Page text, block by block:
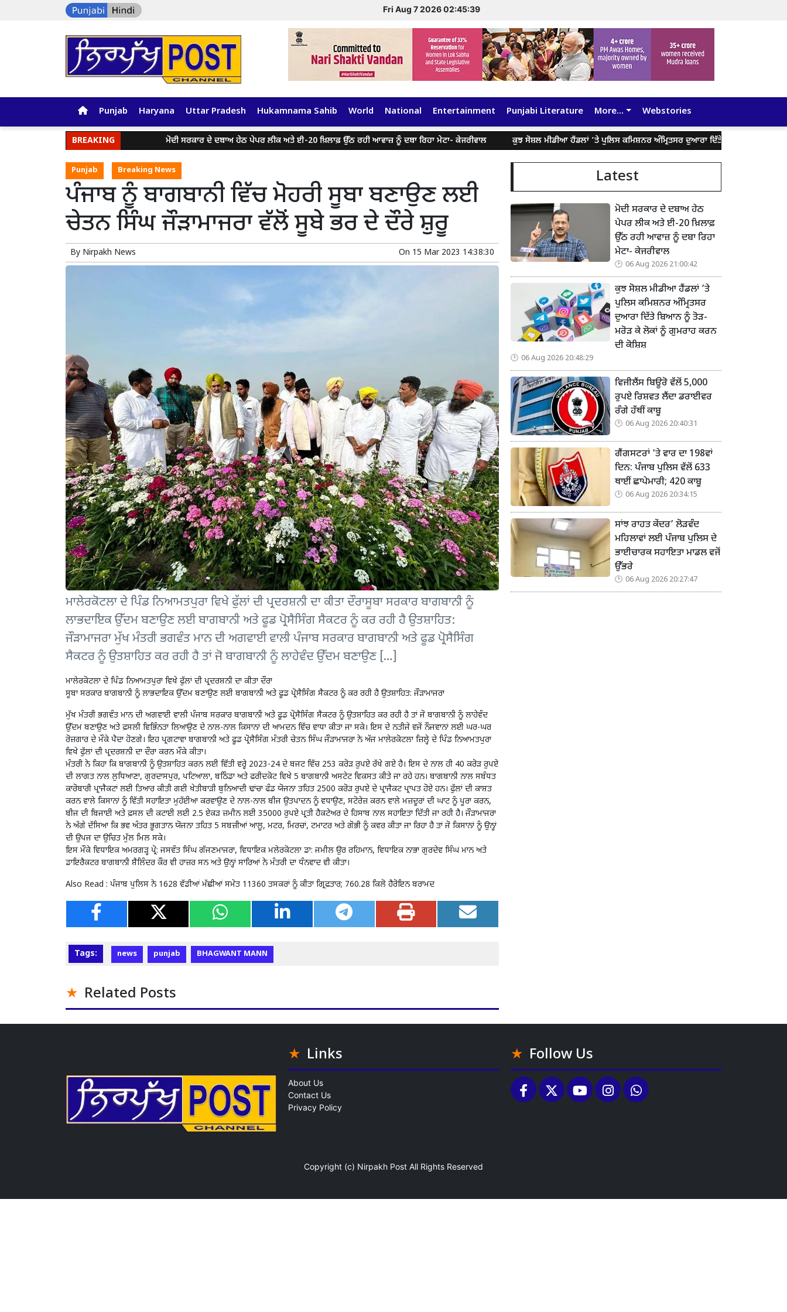
Fri Aug 7 2026 02:45:39
Punjab Haryana Uttar Pradesh Hukamnama Sahib World National Entertainment Punjabi Literature More... Webstories
BREAKING ਮੋਦੀ ਸਰਕਾਰ ਦੇ ਦਬਾਅ ਹੇਠ ਪੇਪਰ ਲੀਕ ਅਤੇ ਈ-20 ਖ਼ਿਲਾਫ਼ ਉੱਠ ਰਹੀ ਆਵਾਜ਼ ਨੂੰ ਦਬਾ ਰਿਹਾ ਮੇਟਾ- ਕੇਜਰੀਵਾਲ ਕੁਝ ਸੋਸ਼ਲ ਮੀਡੀਆ ਹੈਂਡਲਾਂ ’ਤੇ ਪੁਲਿਸ ਕਮਿਸ਼ਨਰ ਅੰਮ੍ਰਿਤਸਰ ਦੁਆਰਾ ਦਿੱਤੇ ਬਿਆਨ ਨੂੰ ਤੋੜ-ਮਰੋੜ ਕੇ
Punjab Breaking News
ਪੰਜਾਬ ਨੂੰ ਬਾਗਬਾਨੀ ਵਿੱਚ ਮੋਹਰੀ ਸੂਬਾ ਬਣਾਉਣ ਲਈ
ਚੇਤਨ ਸਿੰਘ ਜੌੜਾਮਾਜਰਾ ਵੱਲੋਂ ਸੂਬੇ ਭਰ ਦੇ ਦੌਰੇ ਸ਼ੁਰੂ
By Nirpakh News On 15 Mar 2023 14:38:30
ਮਾਲੇਰਕੋਟਲਾ ਦੇ ਪਿੰਡ ਨਿਆਮਤਪੁਰਾ ਵਿਖੇ ਫੁੱਲਾਂ ਦੀ ਪ੍ਰਦਰਸ਼ਨੀ ਦਾ ਕੀਤਾ ਦੌਰਾਸੂਬਾ ਸਰਕਾਰ ਬਾਗਬਾਨੀ ਨੂੰ
ਲਾਭਦਾਇਕ ਉੱਦਮ ਬਣਾਉਣ ਲਈ ਬਾਗਬਾਨੀ ਅਤੇ ਫੂਡ ਪ੍ਰੋਸੈਸਿੰਗ ਸੈਕਟਰ ਨੂੰ ਕਰ ਰਹੀ ਹੈ ਉਤਸ਼ਾਹਿਤ:
ਜੌੜਾਮਾਜਰਾ ਮੁੱਖ ਮੰਤਰੀ ਭਗਵੰਤ ਮਾਨ ਦੀ ਅਗਵਾਈ ਵਾਲੀ ਪੰਜਾਬ ਸਰਕਾਰ ਬਾਗਬਾਨੀ ਅਤੇ ਫੂਡ ਪ੍ਰੋਸੈਸਿੰਗ
ਸੈਕਟਰ ਨੂੰ ਉਤਸ਼ਾਹਿਤ ਕਰ ਰਹੀ ਹੈ ਤਾਂ ਜੋ ਬਾਗਬਾਨੀ ਨੂੰ ਲਾਹੇਵੰਦ ਉੱਦਮ ਬਣਾਉਣ […]
ਮਾਲੇਰਕੋਟਲਾ ਦੇ ਪਿੰਡ ਨਿਆਮਤਪੁਰਾ ਵਿਖੇ ਫੁੱਲਾਂ ਦੀ ਪ੍ਰਦਰਸ਼ਨੀ ਦਾ ਕੀਤਾ ਦੌਰਾ
ਸੂਬਾ ਸਰਕਾਰ ਬਾਗਬਾਨੀ ਨੂੰ ਲਾਭਦਾਇਕ ਉੱਦਮ ਬਣਾਉਣ ਲਈ ਬਾਗਬਾਨੀ ਅਤੇ ਫੂਡ ਪ੍ਰੋਸੈਸਿੰਗ ਸੈਕਟਰ ਨੂੰ ਕਰ ਰਹੀ ਹੈ ਉਤਸ਼ਾਹਿਤ: ਜੌੜਾਮਾਜਰਾ
ਮੁੱਖ ਮੰਤਰੀ ਭਗਵੰਤ ਮਾਨ ਦੀ ਅਗਵਾਈ ਵਾਲੀ ਪੰਜਾਬ ਸਰਕਾਰ ਬਾਗਬਾਨੀ ਅਤੇ ਫੂਡ ਪ੍ਰੋਸੈਸਿੰਗ ਸੈਕਟਰ ਨੂੰ ਉਤਸ਼ਾਹਿਤ ਕਰ ਰਹੀ ਹੈ ਤਾਂ ਜੋ ਬਾਗਬਾਨੀ ਨੂੰ ਲਾਹੇਵੰਦ
ਉੱਦਮ ਬਣਾਉਣ ਅਤੇ ਫ਼ਸਲੀ ਵਿਭਿੰਨਤਾ ਲਿਆਉਣ ਦੇ ਨਾਲ-ਨਾਲ ਕਿਸਾਨਾਂ ਦੀ ਆਮਦਨ ਵਿੱਚ ਵਾਧਾ ਕੀਤਾ ਜਾ ਸਕੇ। ਇਸ ਦੇ ਨਤੀਜੇ ਵਜੋਂ ਨੌਜਵਾਨਾਂ ਲਈ ਘਰ-ਘਰ
ਰੋਜ਼ਗਾਰ ਦੇ ਮੌਕੇ ਪੈਦਾ ਹੋਣਗੇ। ਇਹ ਪ੍ਰਗਟਾਵਾ ਬਾਗਬਾਨੀ ਅਤੇ ਫੂਡ ਪ੍ਰੋਸੈਸਿੰਗ ਮੰਤਰੀ ਚੇਤਨ ਸਿੰਘ ਜੌੜਾਮਾਜਰਾ ਨੇ ਅੱਜ ਮਾਲੇਰਕੋਟਲਾ ਜ਼ਿਲ੍ਹੇ ਦੇ ਪਿੰਡ ਨਿਆਮਤਪੁਰਾ
ਵਿਖੇ ਫੁੱਲਾਂ ਦੀ ਪ੍ਰਦਰਸ਼ਨੀ ਦਾ ਦੌਰਾ ਕਰਨ ਮੌਕੇ ਕੀਤਾ।
ਮੰਤਰੀ ਨੇ ਕਿਹਾ ਕਿ ਬਾਗਬਾਨੀ ਨੂੰ ਉਤਸ਼ਾਹਿਤ ਕਰਨ ਲਈ ਵਿੱਤੀ ਵਰ੍ਹੇ 2023-24 ਦੇ ਬਜਟ ਵਿੱਚ 253 ਕਰੋੜ ਰੁਪਏ ਰੱਖੇ ਗਏ ਹੈ। ਇਸ ਦੇ ਨਾਲ ਹੀ 40 ਕਰੋੜ ਰੁਪਏ
ਦੀ ਲਾਗਤ ਨਾਲ ਲੁਧਿਆਣਾ, ਗੁਰਦਾਸਪੁਰ, ਪਟਿਆਲਾ, ਬਠਿੰਡਾ ਅਤੇ ਫਰੀਦਕੋਟ ਵਿਖੇ 5 ਬਾਗਬਾਨੀ ਅਸਟੇਟ ਵਿਕਸਤ ਕੀਤੇ ਜਾ ਰਹੇ ਹਨ। ਬਾਗਬਾਨੀ ਨਾਲ ਸਬੰਧਤ
ਕਾਰੋਬਾਰੀ ਪ੍ਰਾਜੈਕਟਾਂ ਲਈ ਤਿਆਰ ਕੀਤੀ ਗਈ ਖੇਤੀਬਾੜੀ ਬੁਨਿਆਦੀ ਢਾਂਚਾ ਫੰਡ ਯੋਜਨਾ ਤਹਿਤ 2500 ਕਰੋੜ ਰੁਪਏ ਦੇ ਪ੍ਰਾਜੈਕਟ ਪ੍ਰਾਪਤ ਹੋਏ ਹਨ। ਫੁੱਲਾਂ ਦੀ ਕਾਸ਼ਤ
ਕਰਨ ਵਾਲੇ ਕਿਸਾਨਾਂ ਨੂੰ ਵਿੱਤੀ ਸਹਾਇਤਾ ਮੁਹੱਈਆ ਕਰਵਾਉਣ ਦੇ ਨਾਲ-ਨਾਲ ਬੀਜ ਉਤਪਾਦਨ ਨੂੰ ਵਧਾਉਣ, ਸਟੋਰੇਜ਼ ਕਰਨ ਵਾਲੇ ਮਜ਼ਦੂਰਾਂ ਦੀ ਘਾਟ ਨੂੰ ਪੂਰਾ ਕਰਨ,
ਬੀਜ ਦੀ ਬਿਜਾਈ ਅਤੇ ਫ਼ਸਲ ਦੀ ਕਟਾਈ ਲਈ 2.5 ਏਕੜ ਜ਼ਮੀਨ ਲਈ 35000 ਰੁਪਏ ਪ੍ਰਤੀ ਹੈਕਟੇਅਰ ਦੇ ਹਿਸਾਬ ਨਾਲ ਸਹਾਇਤਾ ਦਿੱਤੀ ਜਾ ਰਹੀ ਹੈ। ਜੌੜਾਮਾਜਰਾ
ਨੇ ਅੱਗੇ ਦੱਸਿਆ ਕਿ ਭਵ ਅੰਤਰ ਭੂਗਤਾਨ ਯੋਜਨਾ ਤਹਿਤ 5 ਸਬਜ਼ੀਆਂ ਆਲੂ, ਮਟਰ, ਮਿਰਚਾਂ, ਟਮਾਟਰ ਅਤੇ ਗੋਭੀ ਨੂੰ ਕਵਰ ਕੀਤਾ ਜਾ ਰਿਹਾ ਹੈ ਤਾਂ ਜੋ ਕਿਸਾਨਾਂ ਨੂੰ ਉਨ੍ਹਾਂ
ਦੀ ਉਪਜ ਦਾ ਉਚਿਤ ਮੁੱਲ ਮਿਲ ਸਕੇ।
ਇਸ ਮੌਕੇ ਵਿਧਾਇਕ ਅਮਰਗੜ੍ਹ ਪ੍ਰੋ: ਜਸਵੰਤ ਸਿੰਘ ਗੱਜਣਮਾਜਰਾ, ਵਿਧਾਇਕ ਮਲੇਰਕੋਟਲਾ ਡਾ: ਜਮੀਲ ਉਰ ਰਹਿਮਾਨ, ਵਿਧਾਇਕ ਨਾਭਾ ਗੁਰਦੇਵ ਸਿੰਘ ਮਾਨ ਅਤੇ
ਡਾਇਰੈਕਟਰ ਬਾਗਬਾਨੀ ਸ਼ੈਲਿੰਦਰ ਕੌਰ ਵੀ ਹਾਜ਼ਰ ਸਨ ਅਤੇ ਉਨ੍ਹਾਂ ਸਾਰਿਆਂ ਨੇ ਮੰਤਰੀ ਦਾ ਧੰਨਵਾਦ ਵੀ ਕੀਤਾ।
Also Read : ਪੰਜਾਬ ਪੁਲਿਸ ਨੇ 1628 ਵੱਡੀਆਂ ਮੱਛੀਆਂ ਸਮੇਤ 11360 ਤਸਕਰਾਂ ਨੂੰ ਕੀਤਾ ਗ੍ਰਿਫ਼ਤਾਰ; 760.28 ਕਿਲੋ ਹੈਰੋਇਨ ਬਰਾਮਦ
Tags: news punjab BHAGWANT MANN
Related Posts
Latest
ਮੋਦੀ ਸਰਕਾਰ ਦੇ ਦਬਾਅ ਹੇਠ
ਪੇਪਰ ਲੀਕ ਅਤੇ ਈ-20 ਖ਼ਿਲਾਫ਼
ਉੱਠ ਰਹੀ ਆਵਾਜ਼ ਨੂੰ ਦਬਾ ਰਿਹਾ
ਮੇਟਾ- ਕੇਜਰੀਵਾਲ
06 Aug 2026 21:00:42
ਕੁਝ ਸੋਸ਼ਲ ਮੀਡੀਆ ਹੈਂਡਲਾਂ ’ਤੇ
ਪੁਲਿਸ ਕਮਿਸ਼ਨਰ ਅੰਮ੍ਰਿਤਸਰ
ਦੁਆਰਾ ਦਿੱਤੇ ਬਿਆਨ ਨੂੰ ਤੋੜ-
ਮਰੋੜ ਕੇ ਲੋਕਾਂ ਨੂੰ ਗੁਮਰਾਹ ਕਰਨ
ਦੀ ਕੋਸ਼ਿਸ਼
06 Aug 2026 20:48:29
ਵਿਜੀਲੈਂਸ ਬਿਊਰੋ ਵੱਲੋਂ 5,000
ਰੁਪਏ ਰਿਸ਼ਵਤ ਲੈਂਦਾ ਡਰਾਈਵਰ
ਰੰਗੇ ਹੱਥੀਂ ਕਾਬੂ
06 Aug 2026 20:40:31
ਗੈਂਗਸਟਰਾਂ 'ਤੇ ਵਾਰ ਦਾ 198ਵਾਂ
ਦਿਨ: ਪੰਜਾਬ ਪੁਲਿਸ ਵੱਲੋਂ 633
ਥਾਈਂ ਛਾਪੇਮਾਰੀ; 420 ਕਾਬੂ
06 Aug 2026 20:34:15
ਸਾਂਝ ਰਾਹਤ ਕੇਂਦਰ’ ਲੋੜਵੰਦ
ਮਹਿਲਾਵਾਂ ਲਈ ਪੰਜਾਬ ਪੁਲਿਸ ਦੇ
ਭਾਈਚਾਰਕ ਸਹਾਇਤਾ ਮਾਡਲ ਵਜੋਂ
ਉੱਭਰੇ
06 Aug 2026 20:27:47
Links
About Us
Contact Us
Privacy Policy
Follow Us
Copyright (c) Nirpakh Post All Rights Reserved